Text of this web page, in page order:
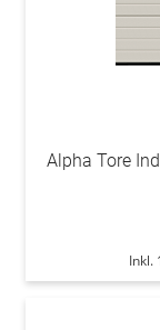
Alpha Tore
Inkl.